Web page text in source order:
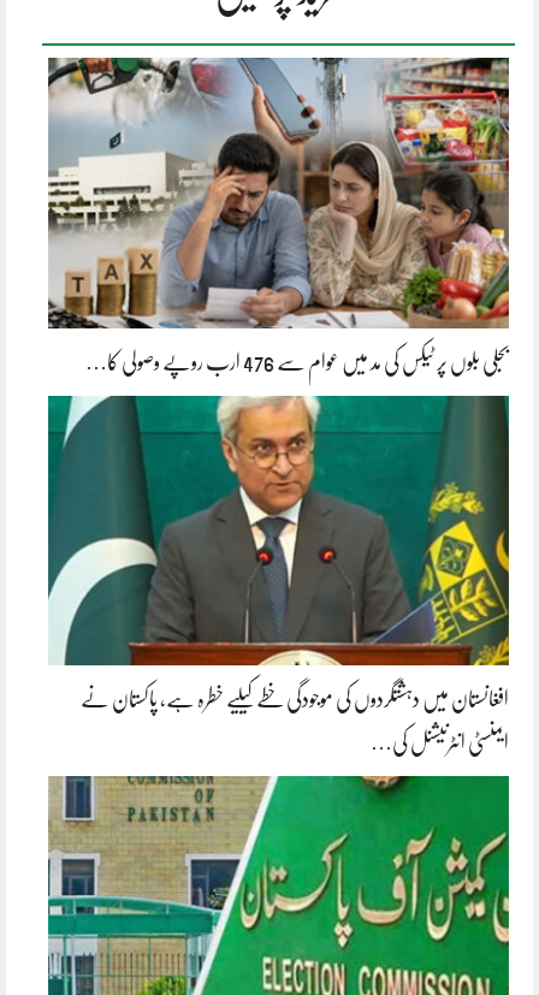
بجلی بلوں پر ٹیکس کی مد میں عوام سے 476 ارب روپے وصولی کا…
افغانستان میں دہشتگردوں کی موجودگی خطے کیلیے خطرہ ہے، پاکستان نے
ایمنسٹی انٹرنیشنل کی…